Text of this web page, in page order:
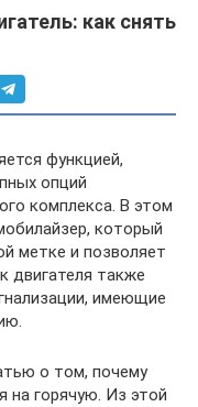
как снять
функцией,
опций
комплекса. В этом
который
метке и позволяет
двигателя также
имеющие
о том, почему
на горячую. Из этой